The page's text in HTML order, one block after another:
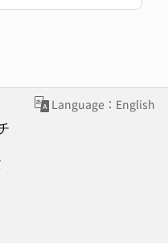
Language：English